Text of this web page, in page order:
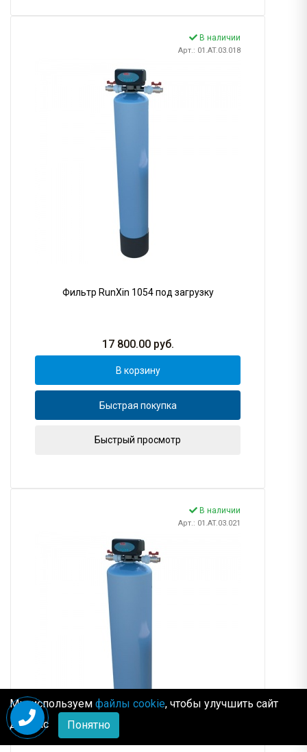
В наличии
Арт.: 01.AT.03.018
Фильтр RunXin 1054 под загрузку
17 800.00руб.
В корзину
Быстрая покупка
Быстрый просмотр
В наличии
Арт.: 01.AT.03.021
Мы используем файлы cookie, чтобы улучшить сайт
для Вас
Понятно